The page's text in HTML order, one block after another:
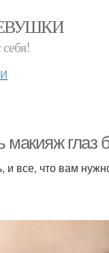
макияж
и все, что вам